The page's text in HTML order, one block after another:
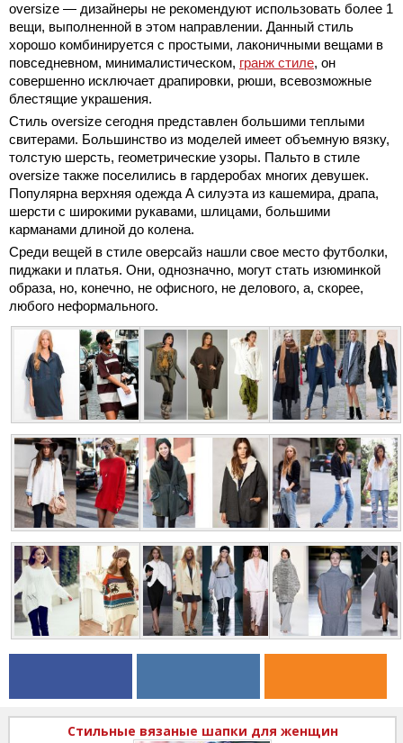
oversize — дизайнеры не рекомендуют использовать более 1
вещи, выполненной в этом направлении. Данный стиль
хорошо комбинируется с простыми, лаконичными вещами в
повседневном, минималистическом, гранж стиле, он
совершенно исключает драпировки, рюши, всевозможные
блестящие украшения.
Стиль oversize сегодня представлен большими теплыми
свитерами. Большинство из моделей имеет объемную вязку,
толстую шерсть, геометрические узоры. Пальто в стиле
oversize также поселились в гардеробах многих девушек.
Популярна верхняя одежда А силуэта из кашемира, драпа,
шерсти с широкими рукавами, шлицами, большими
карманами длиной до колена.
Среди вещей в стиле оверсайз нашли свое место футболки,
пиджаки и платья. Они, однозначно, могут стать изюминкой
образа, но, конечно, не офисного, не делового, а, скорее,
любого неформального.
Стильные вязаные шапки для женщин